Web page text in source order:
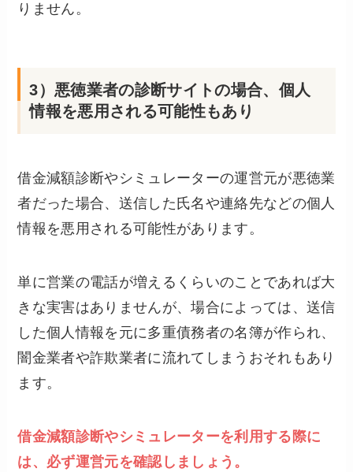
りません。
3）悪徳業者の診断サイトの場合、個人
情報を悪用される可能性もあり
借金減額診断やシミュレーターの運営元が悪徳業
者だった場合、送信した氏名や連絡先などの個人
情報を悪用される可能性があります。
単に営業の電話が増えるくらいのことであれば大
きな実害はありませんが、場合によっては、送信
した個人情報を元に多重債務者の名簿が作られ、
闇金業者や詐欺業者に流れてしまうおそれもあり
ます。
借金減額診断やシミュレーターを利用する際に
は、必ず運営元を確認しましょう。